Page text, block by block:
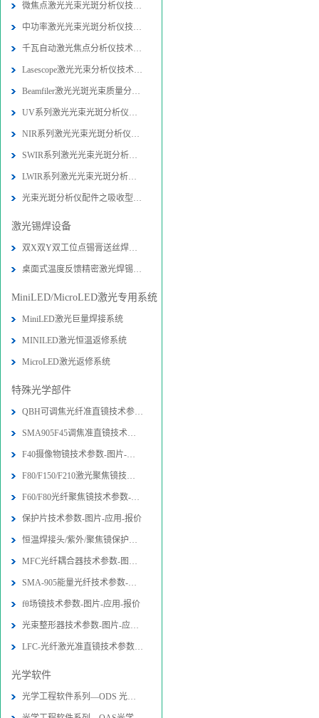
微焦点激光光束光斑分析仪技术参数-
中功率激光光束光斑分析仪技术参数-
千瓦自动激光焦点分析仪技术参数-图
Lasescope激光光束分析仪技术参数-
Beamfiler激光光斑光束质量分析仪技
UV系列激光光束光斑分析仪技术参数-
NIR系列激光光束光斑分析仪技术参数
SWIR系列激光光束光斑分析仪技术参数
LWIR系列激光光束光斑分析仪技术参数
光束光斑分析仪配件之吸收型衰减器技
激光锡焊设备
双X双Y双工位点锡膏送丝焊接机设备-
桌面式温度反馈精密激光焊锡系统图片
MiniLED/MicroLED激光专用系统
MiniLED激光巨量焊接系统
MINILED激光恒温返修系统
MicroLED激光返修系统
特殊光学部件
QBH可调焦光纤准直镜技术参数-图片-
SMA905F45调焦准直镜技术参数-图片
F40摄像物镜技术参数-图片-应用-报价
F80/F150/F210激光聚焦镜技术参数-
F60/F80光纤聚焦镜技术参数-图片-应
保护片技术参数-图片-应用-报价
恒温焊接头/紫外/聚焦镜保护片技术参
MFC光纤耦合器技术参数-图片-应用-报
SMA-905能量光纤技术参数-图片-应用
fθ场镜技术参数-图片-应用-报价
光束整形器技术参数-图片-应用-报价
LFC-光纤激光准直镜技术参数-图片-应
光学软件
光学工程软件系列—ODS 光学设计软件